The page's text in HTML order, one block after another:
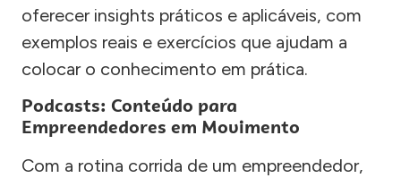
oferecer insights práticos e aplicáveis, com
exemplos reais e exercícios que ajudam a
colocar o conhecimento em prática.
Podcasts: Conteúdo para
Empreendedores em Movimento
Com a rotina corrida de um empreendedor,